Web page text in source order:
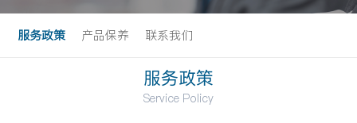
服务政策 产品保养 联系我们
服务政策
Service Policy